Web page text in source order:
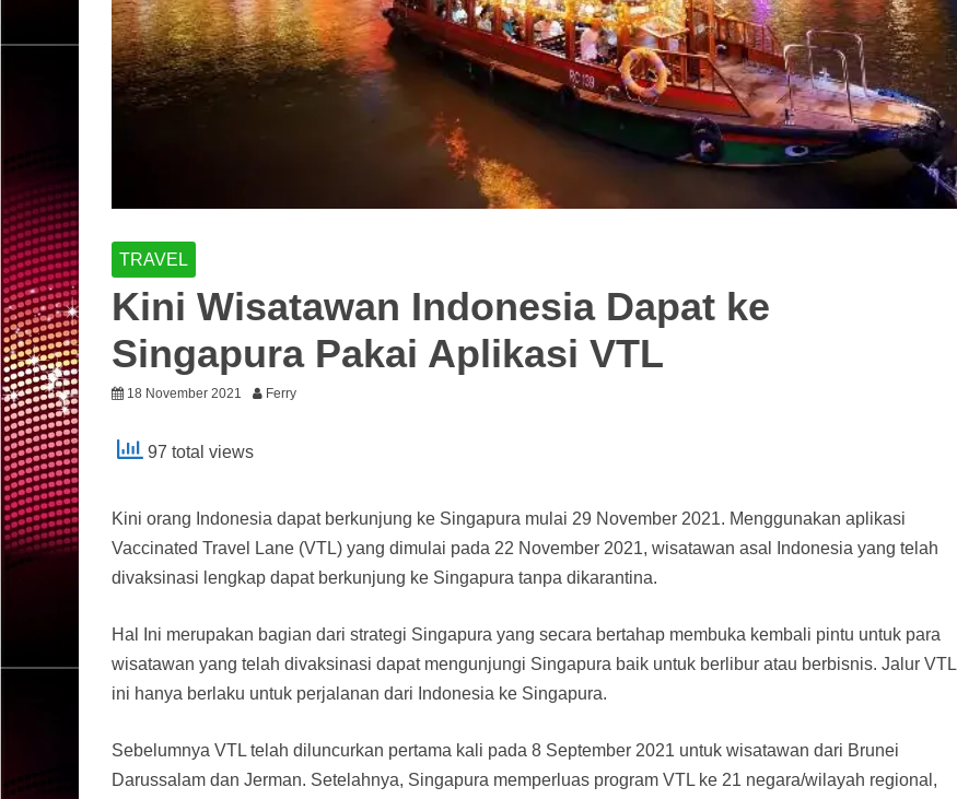
TRAVEL
Kini Wisatawan Indonesia Dapat ke
Singapura Pakai Aplikasi VTL
18 November 2021 Ferry
97 total views
Kini orang Indonesia dapat berkunjung ke Singapura mulai 29 November 2021. Menggunakan aplikasi
Vaccinated Travel Lane (VTL) yang dimulai pada 22 November 2021, wisatawan asal Indonesia yang telah
divaksinasi lengkap dapat berkunjung ke Singapura tanpa dikarantina.
Hal Ini merupakan bagian dari strategi Singapura yang secara bertahap membuka kembali pintu untuk para
wisatawan yang telah divaksinasi dapat mengunjungi Singapura baik untuk berlibur atau berbisnis. Jalur VTL
ini hanya berlaku untuk perjalanan dari Indonesia ke Singapura.
Sebelumnya VTL telah diluncurkan pertama kali pada 8 September 2021 untuk wisatawan dari Brunei
Darussalam dan Jerman. Setelahnya, Singapura memperluas program VTL ke 21 negara/wilayah regional,